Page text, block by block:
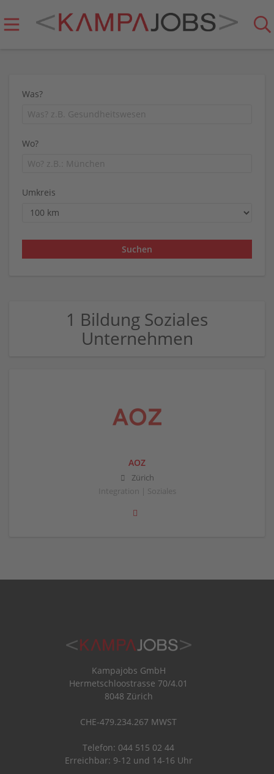
Was?
Wo?
Umkreis
1 Bildung Soziales
Unternehmen
AOZ
Zürich
Integration | Soziales
Kampajobs GmbH
Hermetschloostrasse 70/4.01
8048 Zürich
CHE-479.234.267 MWST
Telefon: 044 515 02 44
Erreichbar: 9-12 und 14-16 Uhr